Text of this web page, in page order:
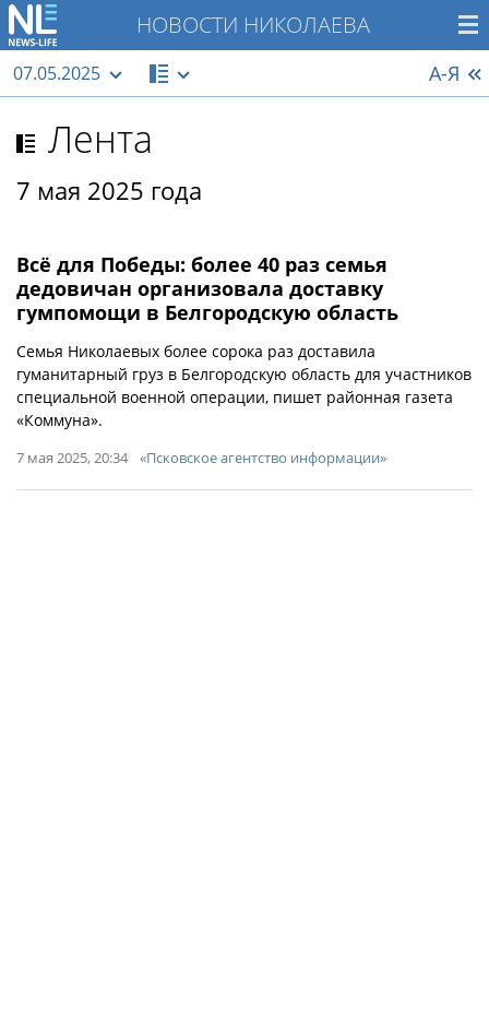
НОВОСТИ НИКОЛАЕВА
07.05.2025 А-Я
Лента
7 мая 2025 года
Всё для Победы: более 40 раз семья
дедовичан организовала доставку
гумпомощи в Белгородскую область
Семья Николаевых более сорока раз доставила
гуманитарный груз в Белгородскую область для участников
специальной военной операции, пишет районная газета
«Коммуна».
7 мая 2025, 20:34 «Псковское агентство информации»